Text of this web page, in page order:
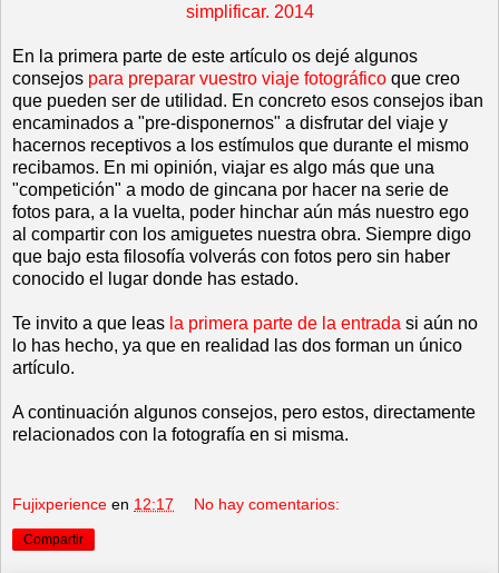
simplificar. 2014
En la primera parte de este artículo os dejé algunos
consejos para preparar vuestro viaje fotográfico que creo
que pueden ser de utilidad. En concreto esos consejos iban
encaminados a "pre-disponernos" a disfrutar del viaje y
hacernos receptivos a los estímulos que durante el mismo
recibamos. En mi opinión, viajar es algo más que una
"competición" a modo de gincana por hacer na serie de
fotos para, a la vuelta, poder hinchar aún más nuestro ego
al compartir con los amiguetes nuestra obra. Siempre digo
que bajo esta filosofía volverás con fotos pero sin haber
conocido el lugar donde has estado.
Te invito a que leas la primera parte de la entrada si aún no
lo has hecho, ya que en realidad las dos forman un único
artículo.
A continuación algunos consejos, pero estos, directamente
relacionados con la fotografía en si misma.
Fujixperience en 12:17 No hay comentarios:
Compartir